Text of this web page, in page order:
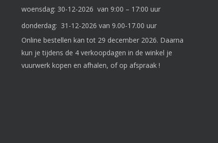
woensdag: 30-12-2026 van 9:00 – 17:00 uur
donderdag: 31-12-2026 van 9.00-17.00 uur
Online bestellen kan tot 29 december 2026. Daarna
kun je tijdens de 4 verkoopdagen in de winkel je
vuurwerk kopen en afhalen, of op afspraak !